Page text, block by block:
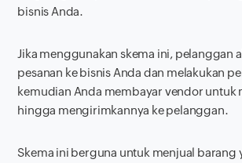
bisnis Anda.
Jika menggunakan skema ini, pelanggan
pesanan ke bisnis Anda dan melakukan
kemudian Anda membayar vendor untuk
hingga mengirimkannya ke pelanggan.
Skema ini berguna untuk menjual barang